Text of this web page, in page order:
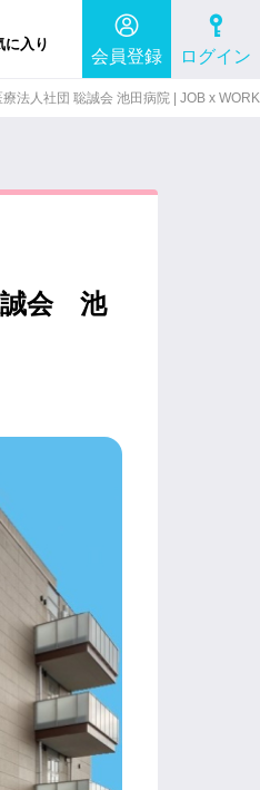
に入り
会員登録 ログイン
法人社団 聡誠会 池田病院 | JOB x WORK
誠会 池